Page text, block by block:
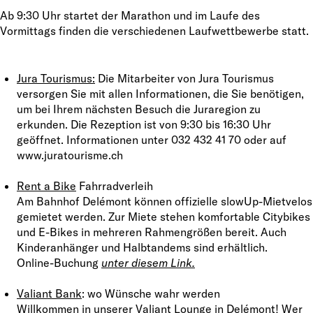
Ab 9:30 Uhr startet der Marathon und im Laufe des
Vormittags finden die verschiedenen Laufwettbewerbe statt.
Jura Tourismus: Die Mitarbeiter von Jura Tourismus
versorgen Sie mit allen Informationen, die Sie benötigen,
um bei Ihrem nächsten Besuch die Juraregion zu
erkunden. Die Rezeption ist von 9:30 bis 16:30 Uhr
geöffnet. Informationen unter 032 432 41 70 oder auf
www.juratourisme.ch
Rent a Bike Fahrradverleih
Am Bahnhof Delémont können offizielle slowUp-Mietvelos
gemietet werden. Zur Miete stehen komfortable Citybikes
und E-Bikes in mehreren Rahmengrößen bereit. Auch
Kinderanhänger und Halbtandems sind erhältlich.
Online-Buchung unter diesem Link.
Valiant Bank: wo Wünsche wahr werden
Willkommen in unserer Valiant Lounge in Delémont! Wer